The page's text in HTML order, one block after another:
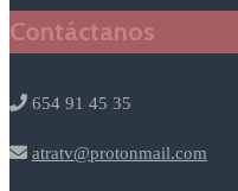
Contáctanos
654 91 45 35
atratv@protonmail.com